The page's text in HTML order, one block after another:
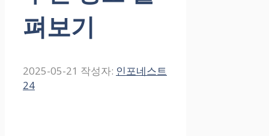
펴보기
2025-05-21 작성자: 인포네스트
24